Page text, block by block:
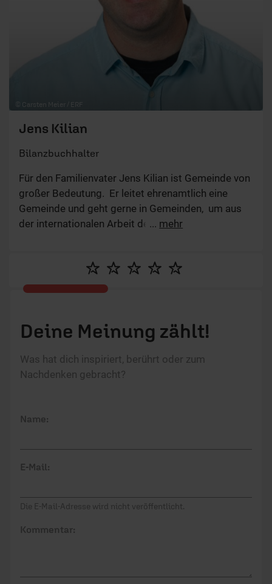
© Carsten Meier / ERF
Jens Kilian
Bilanzbuchhalter
Für den Familienvater Jens Kilian ist Gemeinde von
großer Bedeutung. Er leitet ehrenamtlich eine
Gemeinde und geht gerne in Gemeinden, um aus
der internationalen Arbeit des ERF zu berichten. Im
spielt, arbeitet er mit Zahlen… als Bilanzbuchhalter.
... mehr
Deine Meinung zählt!
Was hat dich inspiriert, berührt oder zum
Nachdenken gebracht?
Name:
E-Mail:
Die E-Mail-Adresse wird nicht veröffentlicht.
Kommentar: